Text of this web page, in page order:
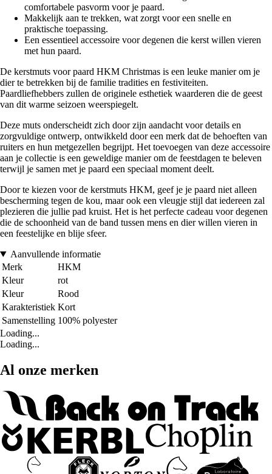
comfortabele pasvorm voor je paard.
Makkelijk aan te trekken, wat zorgt voor een snelle en
praktische toepassing.
Een essentieel accessoire voor degenen die kerst willen vieren
met hun paard.
De kerstmuts voor paard HKM Christmas is een leuke manier om je
dier te betrekken bij de familie tradities en festiviteiten.
Paardliefhebbers zullen de originele esthetiek waarderen die de geest
van dit warme seizoen weerspiegelt.
Deze muts onderscheidt zich door zijn aandacht voor details en
zorgvuldige ontwerp, ontwikkeld door een merk dat de behoeften van
ruiters en hun metgezellen begrijpt. Het toevoegen van deze accessoire
aan je collectie is een geweldige manier om de feestdagen te beleven
terwijl je samen met je paard een speciaal moment deelt.
Door te kiezen voor de kerstmuts HKM, geef je je paard niet alleen
bescherming tegen de kou, maar ook een vleugje stijl dat iedereen zal
plezieren die jullie pad kruist. Het is het perfecte cadeau voor degenen
die de schoonheid van de band tussen mens en dier willen vieren in
een feestelijke en blije sfeer.
Aanvullende informatie
Merk
HKM
Kleur
rot
Kleur
Rood
Karakteristiek Kort
Samenstelling 100% polyester
Loading...
Loading...
Al onze merken